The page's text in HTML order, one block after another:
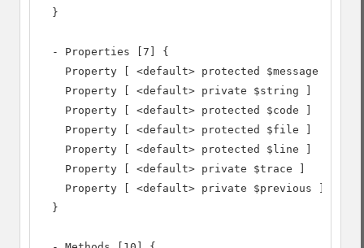
  }
  - Properties [7] {
    Property [ <default> protected $message ]
    Property [ <default> private $string ]
    Property [ <default> protected $code ]
    Property [ <default> protected $file ]
    Property [ <default> protected $line ]
    Property [ <default> private $trace ]
    Property [ <default> private $previous ]
  }